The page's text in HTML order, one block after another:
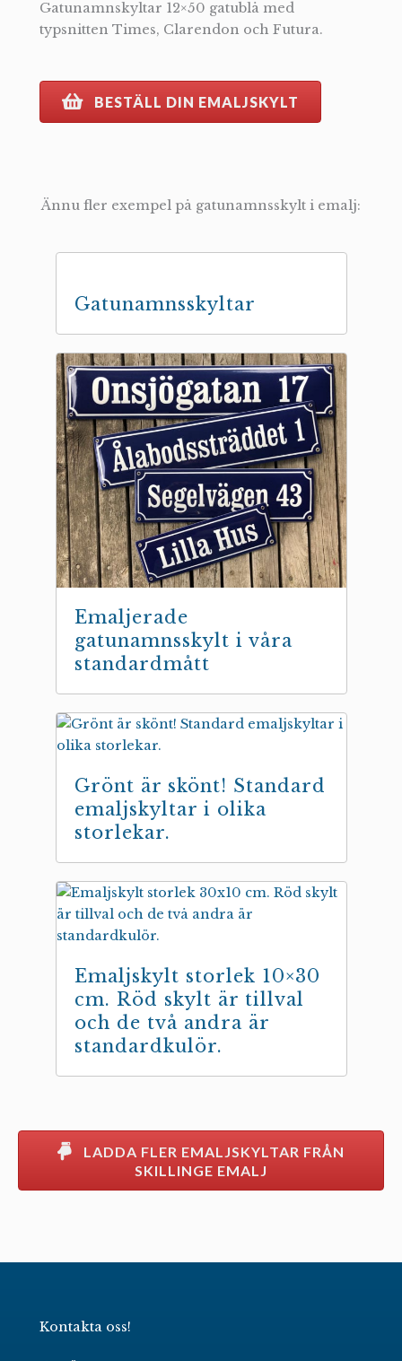
Gatunamnskyltar 12×50 gatublå med
typsnitten Times, Clarendon och Futura.
BESTÄLL DIN EMALJSKYLT
Ännu fler exempel på gatunamnsskylt i emalj:
Gatunamnsskyltar
Emaljerade
gatunamnsskylt i våra
standardmått
Grönt är skönt! Standard
emaljskyltar i olika
storlekar.
Emaljskylt storlek 10×30
cm. Röd skylt är tillval
och de två andra är
standardkulör.
LADDA FLER EMALJSKYLTAR FRÅN
SKILLINGE EMALJ
Kontakta oss!